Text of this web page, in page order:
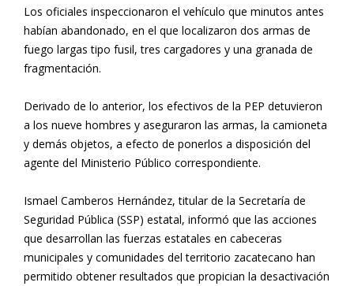
Los oficiales inspeccionaron el vehículo que minutos antes
habían abandonado, en el que localizaron dos armas de
fuego largas tipo fusil, tres cargadores y una granada de
fragmentación.
Derivado de lo anterior, los efectivos de la PEP detuvieron
a los nueve hombres y aseguraron las armas, la camioneta
y demás objetos, a efecto de ponerlos a disposición del
agente del Ministerio Público correspondiente.
Ismael Camberos Hernández, titular de la Secretaría de
Seguridad Pública (SSP) estatal, informó que las acciones
que desarrollan las fuerzas estatales en cabeceras
municipales y comunidades del territorio zacatecano han
permitido obtener resultados que propician la desactivación